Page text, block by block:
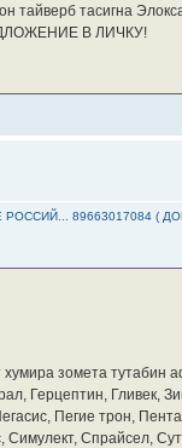
тайверб тасигна
В ЛИЧКУ!
89663017084 (
хумира зомета
Герцептин, Гливек,
Пегие трон,
Спрайсел,